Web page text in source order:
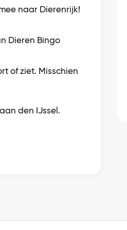
naar Dierenrijk!
Dieren Bingo
of ziet. Misschien
den IJssel.